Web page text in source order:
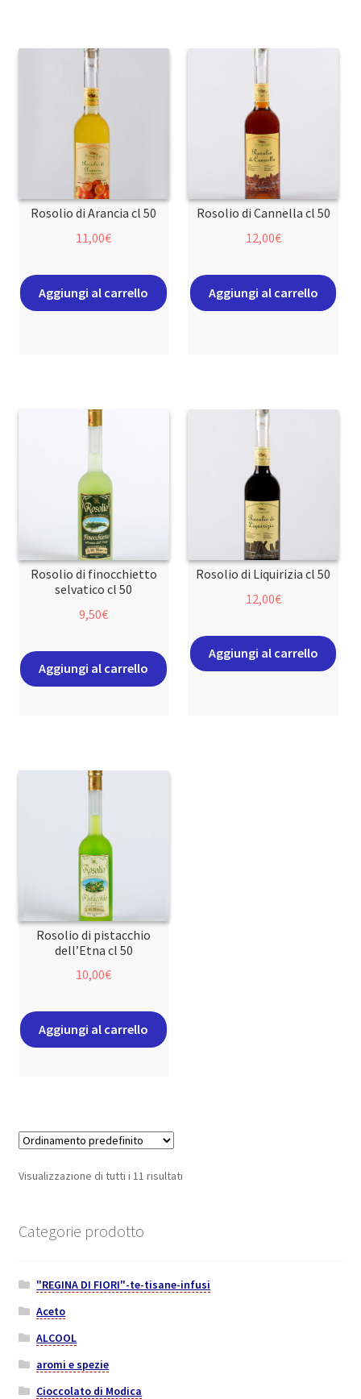
Rosolio di Arancia cl 50
11,00€
Aggiungi al carrello
Rosolio di Cannella cl 50
12,00€
Aggiungi al carrello
Rosolio di finocchietto
selvatico cl 50
9,50€
Aggiungi al carrello
Rosolio di Liquirizia cl 50
12,00€
Aggiungi al carrello
Rosolio di pistacchio
dell’Etna cl 50
10,00€
Aggiungi al carrello
Visualizzazione di tutti i 11 risultati
Categorie prodotto
"REGINA DI FIORI"-te-tisane-infusi
Aceto
ALCOOL
aromi e spezie
Cioccolato di Modica